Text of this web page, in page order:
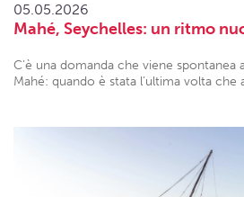
05.05.2026
Mahé, Seychelles: un ritmo
C’è una domanda che viene spontanea
Mahé: quando è stata l’ultima volta che